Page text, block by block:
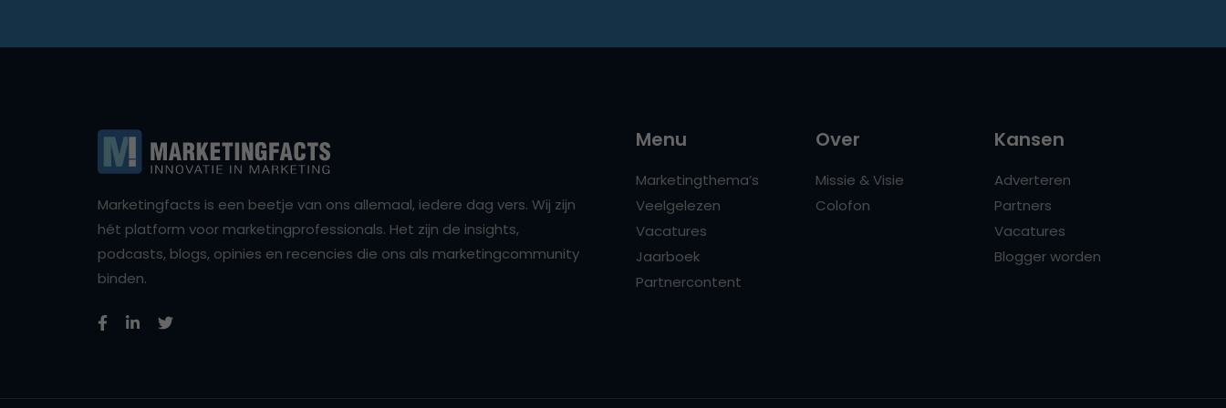
Marketingfacts is een beetje van ons allemaal, iedere dag vers. Wij zijn
hét platform voor marketingprofessionals. Het zijn de insights,
podcasts, blogs, opinies en recencies die ons als marketingcommunity
binden.
Menu
Marketingthema’s
Veelgelezen
Vacatures
Jaarboek
Partnercontent
Over
Missie & Visie
Colofon
Kansen
Adverteren
Partners
Vacatures
Blogger worden